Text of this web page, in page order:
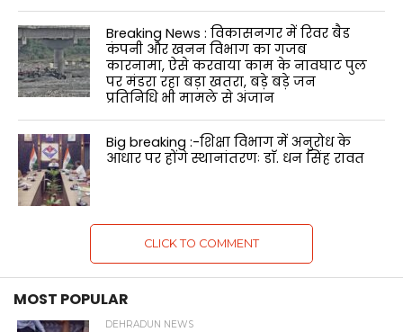
Breaking News : विकासनगर में रिवर बैड
कंपनी और खनन विभाग का गजब
कारनामा, ऐसे करवाया काम के नावघाट पुल
पर मंडरा रहा बड़ा खतरा, बड़े बड़े जन
प्रतिनिधि भी मामले से अंजान
Big breaking :-शिक्षा विभाग में अनुरोध के
आधार पर होंगे स्थानांतरणः डाॅ. धन सिंह रावत
CLICK TO COMMENT
MOST POPULAR
DEHRADUN NEWS